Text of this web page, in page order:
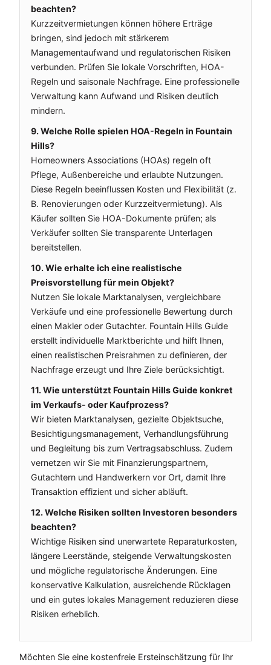
beachten?
Kurzzeitvermietungen können höhere Erträge
bringen, sind jedoch mit stärkerem
Managementaufwand und regulatorischen Risiken
verbunden. Prüfen Sie lokale Vorschriften, HOA-
Regeln und saisonale Nachfrage. Eine professionelle
Verwaltung kann Aufwand und Risiken deutlich
mindern.
9. Welche Rolle spielen HOA-Regeln in Fountain
Hills?
Homeowners Associations (HOAs) regeln oft
Pflege, Außenbereiche und erlaubte Nutzungen.
Diese Regeln beeinflussen Kosten und Flexibilität (z.
B. Renovierungen oder Kurzzeitvermietung). Als
Käufer sollten Sie HOA-Dokumente prüfen; als
Verkäufer sollten Sie transparente Unterlagen
bereitstellen.
10. Wie erhalte ich eine realistische
Preisvorstellung für mein Objekt?
Nutzen Sie lokale Marktanalysen, vergleichbare
Verkäufe und eine professionelle Bewertung durch
einen Makler oder Gutachter. Fountain Hills Guide
erstellt individuelle Marktberichte und hilft Ihnen,
einen realistischen Preisrahmen zu definieren, der
Nachfrage erzeugt und Ihre Ziele berücksichtigt.
11. Wie unterstützt Fountain Hills Guide konkret
im Verkaufs- oder Kaufprozess?
Wir bieten Marktanalysen, gezielte Objektsuche,
Besichtigungsmanagement, Verhandlungsführung
und Begleitung bis zum Vertragsabschluss. Zudem
vernetzen wir Sie mit Finanzierungspartnern,
Gutachtern und Handwerkern vor Ort, damit Ihre
Transaktion effizient und sicher abläuft.
12. Welche Risiken sollten Investoren besonders
beachten?
Wichtige Risiken sind unerwartete Reparaturkosten,
längere Leerstände, steigende Verwaltungskosten
und mögliche regulatorische Änderungen. Eine
konservative Kalkulation, ausreichende Rücklagen
und ein gutes lokales Management reduzieren diese
Risiken erheblich.
Möchten Sie eine kostenfreie Ersteinschätzung für Ihr